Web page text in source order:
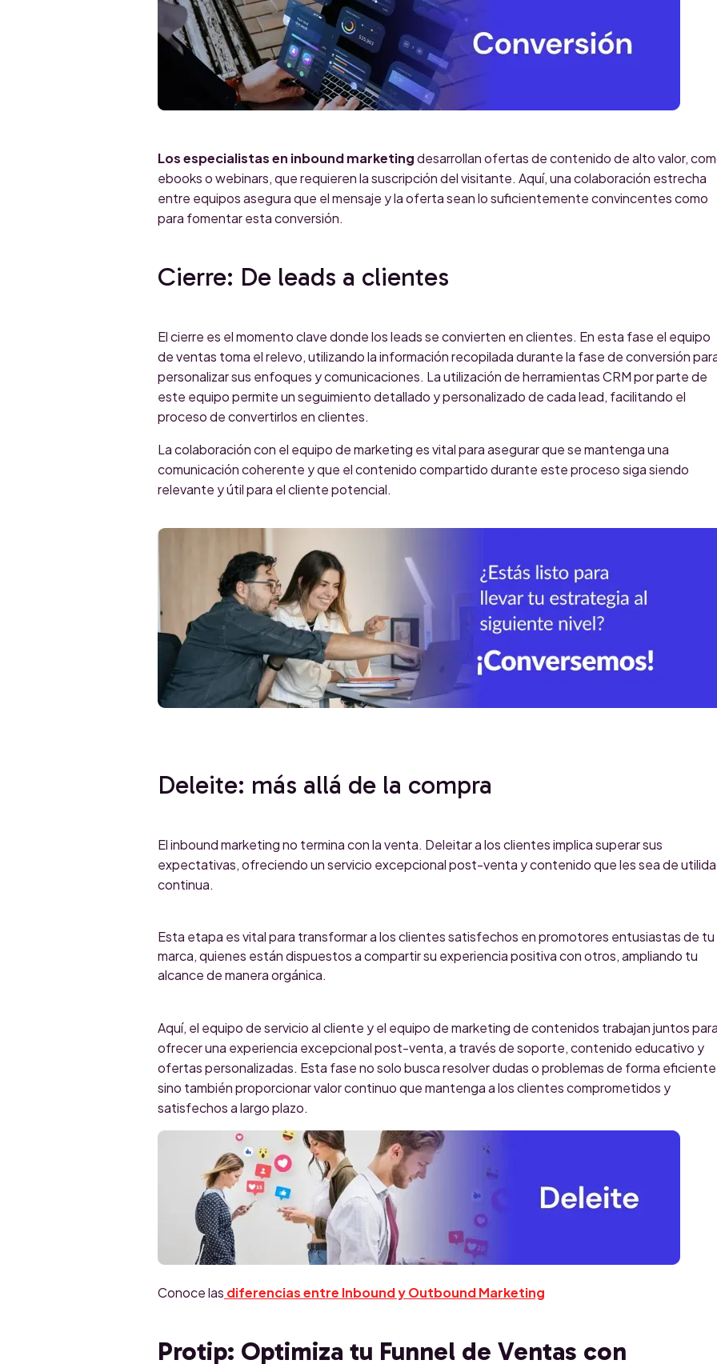
Los especialistas en inbound marketingdesarrollan ofertas de contenido de alto valor,
ebooks o webinars, que requieren la suscripción del visitante. Aquí, una colaboración estrecha
entre equipos asegura que el mensaje y la oferta sean lo suficientemente convincentes como
para fomentar esta conversión.
Cierre: De leads a clientes
El cierre es el momento clave donde los leads se convierten en clientes. En esta fase el equipo
de ventas toma el relevo, utilizando la información recopilada durante la fase de conversión
personalizar sus enfoques y comunicaciones. La utilización de herramientas CRM por parte de
este equipo permite un seguimiento detallado y personalizado de cada lead, facilitando el
proceso de convertirlos en clientes.
La colaboración con el equipo de marketing es vital para asegurar que se mantenga una
comunicación coherente y que el contenido compartido durante este proceso siga siendo
relevante y útil para el cliente potencial.
Deleite: más allá de la compra
El inbound marketing no termina con la venta. Deleitar a los clientes implica superar sus
expectativas, ofreciendo un servicio excepcional post-venta y contenido que les sea de
continua.
Esta etapa es vital para transformar a los clientes satisfechos en promotores entusiastas de tu
marca, quienes están dispuestos a compartir su experiencia positiva con otros, ampliando tu
alcance de manera orgánica.
Aquí, el equipo de servicio al cliente y el equipo de marketing de contenidos trabajan juntos
ofrecer una experiencia excepcional post-venta, a través de soporte, contenido educativo y
ofertas personalizadas. Esta fase no solo busca resolver dudas o problemas de forma eficiente
sino también proporcionar valor continuo que mantenga a los clientes comprometidos y
satisfechos a largo plazo.
Conoce las diferencias entre Inbound y Outbound Marketing
Protip: Optimiza tu Funnel de Ventas con